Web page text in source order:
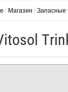
/ Магазин / Запасные